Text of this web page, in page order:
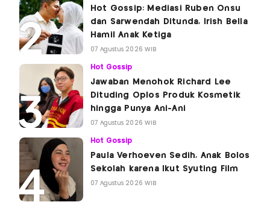
Hot Gossip: Mediasi Ruben Onsu
dan Sarwendah Ditunda, Irish Bella
Hamil Anak Ketiga
07 Agustus 2026 WIB
Hot Gossip
Jawaban Menohok Richard Lee
Dituding Oplos Produk Kosmetik
hingga Punya Ani-Ani
07 Agustus 2026 WIB
Hot Gossip
Paula Verhoeven Sedih, Anak Bolos
Sekolah karena Ikut Syuting Film
07 Agustus 2026 WIB